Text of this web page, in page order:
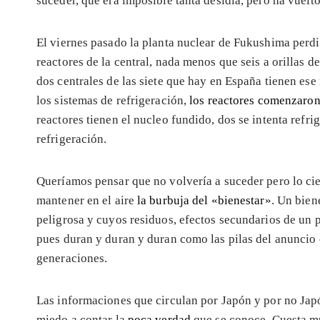
El viernes pasado la planta nuclear de Fukushima
reactores de la central, nada menos que seis a orillas
dos centrales de las siete que hay en España tienen
los sistemas de refrigeración,los reactores
reactores tienen el nucleo fundido, dos se intenta
refrigeración.
Queríamos pensar que no volvería a suceder pero lo
mantener en el airela burbuja del «bienestar». Un
peligrosa y cuyos residuos, efectos secundarios de
pues duran y duran y duran como las pilas del
generaciones.
Las informaciones que circulan por Japón y por no